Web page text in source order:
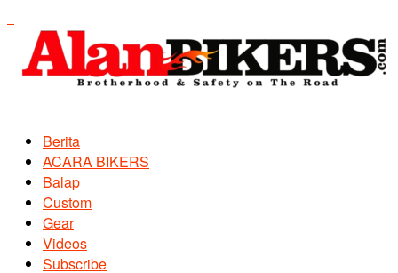
Berita
ACARA BIKERS
Balap
Custom
Gear
Videos
Subscribe